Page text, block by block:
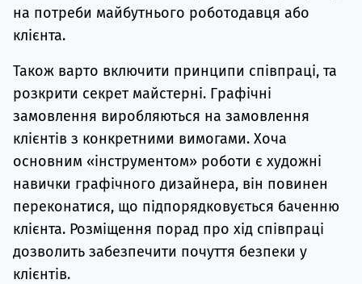
на потреби майбутнього роботодавця або
клієнта.
Також варто включити принципи співпраці, та
розкрити секрет майстерні. Графічні
замовлення виробляються на замовлення
клієнтів з конкретними вимогами. Хоча
основним «інструментом» роботи є художні
навички графічного дизайнера, він повинен
переконатися, що підпорядковується баченню
клієнта. Розміщення порад про хід співпраці
дозволить забезпечити почуття безпеки у
клієнтів.